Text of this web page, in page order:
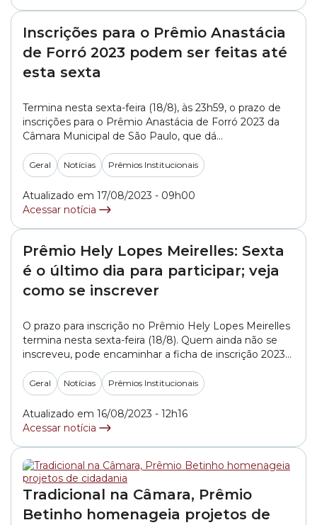
Inscrições para o Prêmio Anastácia
de Forró 2023 podem ser feitas até
esta sexta
Termina nesta sexta-feira (18/8), às 23h59, o prazo de
inscrições para o Prêmio Anastácia de Forró 2023 da
Câmara Municipal de São Paulo, que dá
reconhecimento a agentes que promovam fomento e
difusão do forró na cidade de São Paulo. O Prêmio é
dividido em cinco categorias (dança, música,
Geral Notícias Prêmios Institucionais
Atualizado em 17/08/2023 - 09h00
Acessar notícia
Prêmio Hely Lopes Meirelles: Sexta
é o último dia para participar; veja
como se inscrever
O prazo para inscrição no Prêmio Hely Lopes Meirelles
termina nesta sexta-feira (18/8). Quem ainda não se
inscreveu, pode encaminhar a ficha de inscrição 2023
preenchida, juntamente com o material que vai
concorrer à premiação até as 23h59 de sexta. As
inscrições devem ser feitas pelo e-mail
premiohelylopes@saopaulo.sp.leg.br com cópia para
paulop@saopaulo.sp.leg.br e
Geral Notícias Prêmios Institucionais
Atualizado em 16/08/2023 - 12h16
Acessar notícia
Tradicional na Câmara, Prêmio
Betinho homenageia projetos de